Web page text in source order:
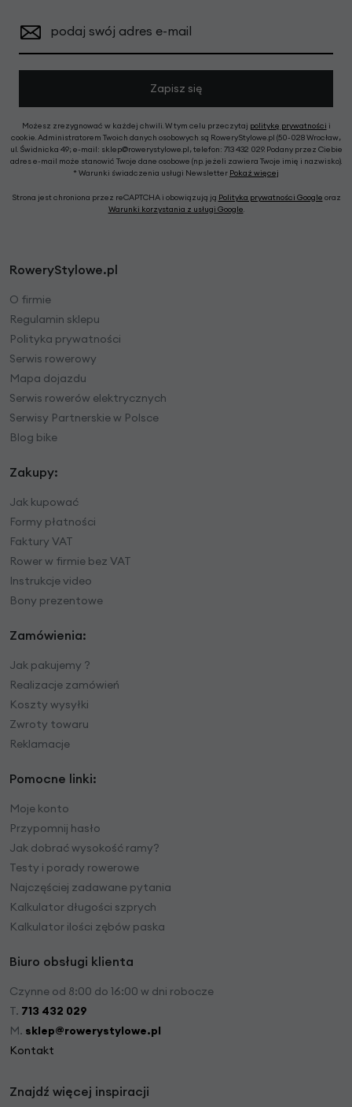
podaj swój adres e-mail
Zapisz się
Możesz zrezygnować w każdej chwili. W tym celu przeczytaj politykę prywatności i
cookie. Administratorem Twoich danych osobowych są RoweryStylowe.pl (50-028 Wrocław,
ul. Świdnicka 49; e-mail: sklep@rowerystylowe.pl, telefon: 713 432 029. Podany przez Ciebie
adres e-mail może stanowić Twoje dane osobowe (np. jeżeli zawiera Twoje imię i nazwisko).
* Warunki świadczenia usługi Newsletter Pokaż więcej
Strona jest chroniona przez reCAPTCHA i obowiązują ją Polityka prywatności Google oraz
Warunki korzystania z usługi Google
RoweryStylowe.pl
O firmie
Regulamin sklepu
Polityka prywatności
Serwis rowerowy
Mapa dojazdu
Serwis rowerów elektrycznych
Serwisy Partnerskie w Polsce
Blog bike
Zakupy:
Jak kupować
Formy płatności
Faktury VAT
Rower w firmie bez VAT
Instrukcje video
Bony prezentowe
Zamówienia:
Jak pakujemy ?
Realizacje zamówień
Koszty wysyłki
Zwroty towaru
Reklamacje
Pomocne linki:
Moje konto
Przypomnij hasło
Jak dobrać wysokość ramy?
Testy i porady rowerowe
Najczęściej zadawane pytania
Kalkulator długości szprych
Kalkulator ilości zębów paska
Biuro obsługi klienta
Czynne od 8:00 do 16:00 w dni robocze
T. 713 432 029
M. sklep@rowerystylowe.pl
Kontakt
Znajdź więcej inspiracji